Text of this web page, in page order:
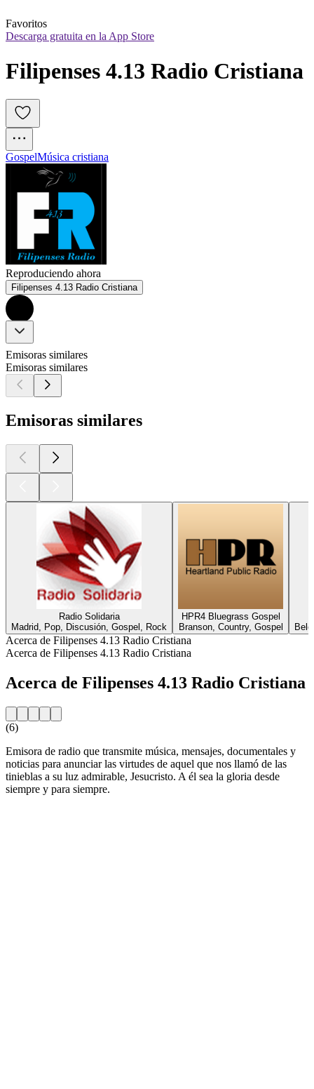
Favoritos
Descarga gratuita en la App Store
Filipenses 4.13 Radio Cristiana
GospelMúsica cristiana
Reproduciendo ahora
Filipenses 4.13 Radio Cristiana
Emisoras similares
Emisoras similares
Emisoras similares
Radio Solidaria
Madrid, Pop, Discusión, Gospel, Rock
HPR4 Bluegrass Gospel
Branson, Country, Gospel
Acerca de Filipenses 4.13 Radio Cristiana
Acerca de Filipenses 4.13 Radio Cristiana
Acerca de Filipenses 4.13 Radio Cristiana
(6)
Emisora de radio que transmite música, mensajes, documentales y
noticias para anunciar las virtudes de aquel que nos llamó de las
tinieblas a su luz admirable, Jesucristo. A él sea la gloria desde
siempre y para siempre.